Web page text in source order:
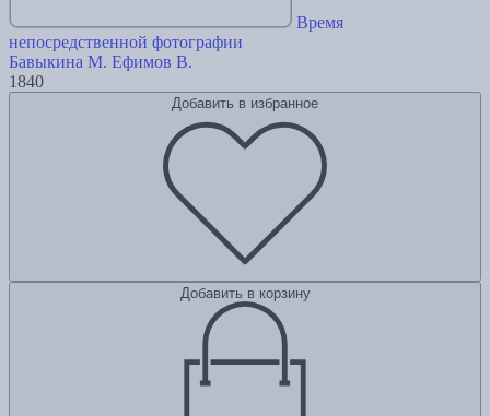
Время
непосредственной фотографии
Бавыкина М. Ефимов В.
1840
Добавить в избранное
Добавить в корзину